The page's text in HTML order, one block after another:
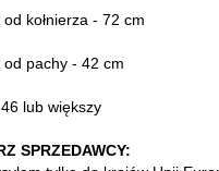
od kołnierza - 72 cm
od pachy - 42 cm
46 lub większy
SPRZEDAWCY: